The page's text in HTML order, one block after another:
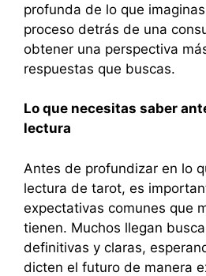
profunda de lo que
proceso detrás de una
obtener una perspectiva
respuestas que buscas.
Lo que necesitas saber
lectura
Antes de profundizar en lo
lectura de tarot, es
expectativas comunes que
tienen. Muchos llegan
definitivas y claras,
dicten el futuro de manera